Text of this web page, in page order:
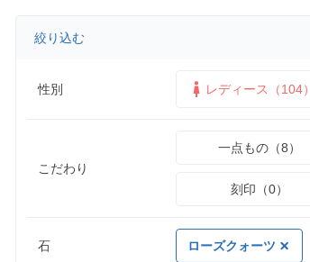
絞り込む
性別 レディース（104）
こだわり
一点もの（8）
刻印（0）
石 ローズクォーツ